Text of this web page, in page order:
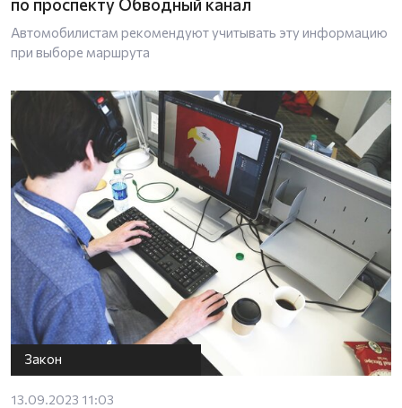
Автомобилистам рекомендуют учитывать эту информацию
при выборе маршрута
Закон
13.09.2023 11:03